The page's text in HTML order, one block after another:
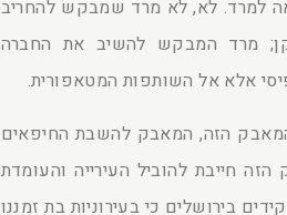
למרד. לא, לא מרד שמבקש להחריב
מרד המבקש להשיב את החברה
אלא אל השותפות המטאפורית.
הזה, המאבק להשבת החיפאים
חייבת להוביל העירייה והעומדת
בירושלים כי בעירוניות בת זמננו